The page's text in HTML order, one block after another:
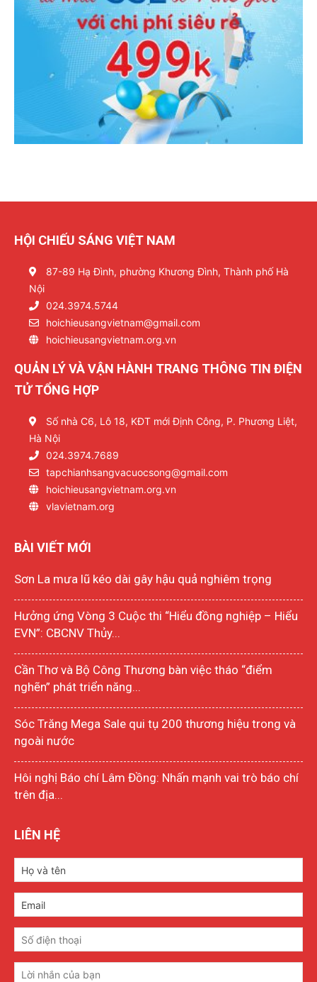
HỘI CHIẾU SÁNG VIỆT NAM
87-89 Hạ Đình, phường Khương Đình, Thành phố Hà
Nội
024.3974.5744
hoichieusangvietnam@gmail.com
hoichieusangvietnam.org.vn
QUẢN LÝ VÀ VẬN HÀNH TRANG THÔNG TIN ĐIỆN
TỬ TỔNG HỢP
Số nhà C6, Lô 18, KĐT mới Định Công, P. Phương Liệt,
Hà Nội
024.3974.7689
tapchianhsangvacuocsong@gmail.com
hoichieusangvietnam.org.vn
vlavietnam.org
BÀI VIẾT MỚI
Sơn La mưa lũ kéo dài gây hậu quả nghiêm trọng
Hưởng ứng Vòng 3 Cuộc thi “Hiểu đồng nghiệp – Hiểu
EVN”: CBCNV Thủy...
Cần Thơ và Bộ Công Thương bàn việc tháo “điểm
nghẽn” phát triển năng...
Sóc Trăng Mega Sale qui tụ 200 thương hiệu trong và
ngoài nước
Hôi nghị Báo chí Lâm Đồng: Nhấn mạnh vai trò báo chí
trên địa...
LIÊN HỆ